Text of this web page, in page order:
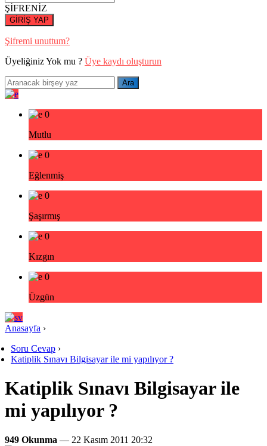
ŞİFRENİZ
GİRİŞ YAP
Şifremi unuttum?
Üyeliğiniz Yok mu ? Üye kaydı oluşturun
0
Mutlu
0
Eğlenmiş
0
Şaşırmış
0
Kızgın
0
Üzgün
Anasayfa ›
Soru Cevap ›
Katiplik Sınavı Bilgisayar ile mi yapılıyor ?
Katiplik Sınavı Bilgisayar ile
mi yapılıyor ?
949 Okunma — 22 Kasım 2011 20:32